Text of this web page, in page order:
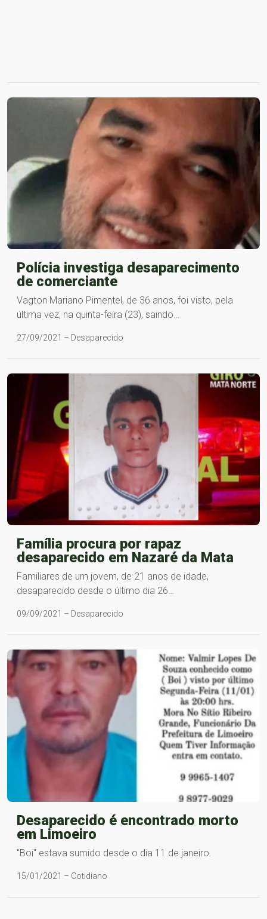
Polícia investiga desaparecimento
de comerciante
Vagton Mariano Pimentel, de 36 anos, foi visto, pela
última vez, na quinta-feira (23), saindo…
27/09/2021 – Desaparecido
Família procura por rapaz
desaparecido em Nazaré da Mata
Familiares de um jovem, de 21 anos de idade,
desaparecido desde o último dia 26…
09/09/2021 – Desaparecido
Desaparecido é encontrado morto
em Limoeiro
"Boi" estava sumido desde o dia 11 de janeiro.
15/01/2021 – Cotidiano